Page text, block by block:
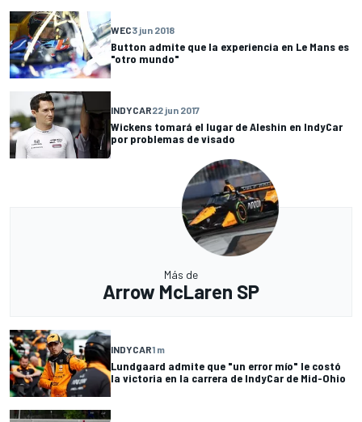
WEC3 jun 2018
Button admite que la experiencia en Le Mans es
"otro mundo"
INDYCAR22 jun 2017
Wickens tomará el lugar de Aleshin en IndyCar
por problemas de visado
Más de
Arrow McLaren SP
INDYCAR1 m
Lundgaard admite que "un error mío" le costó
la victoria en la carrera de IndyCar de Mid-Ohio